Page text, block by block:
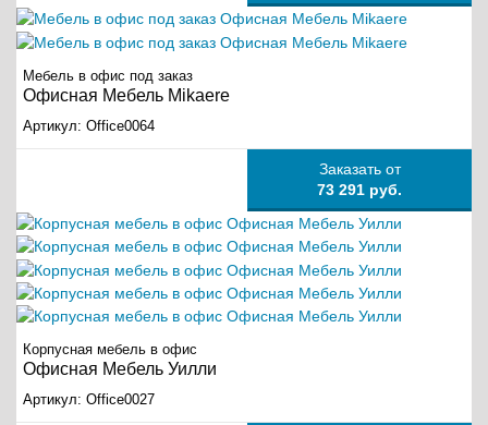
Мебель в офис под заказ
Офисная Мебель Mikaere
Артикул: Office0064
Заказать от
73 291 руб.
Корпусная мебель в офис
Офисная Мебель Уилли
Артикул: Office0027